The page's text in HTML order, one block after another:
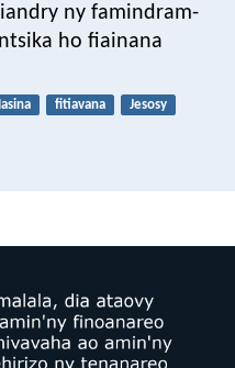
ny famindram-
ho fiainana
fitiavana
Jesosy